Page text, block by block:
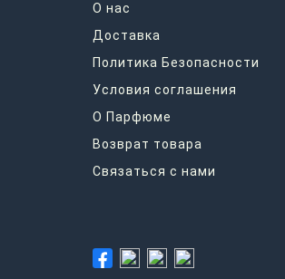
О нас
Доставка
Политика Безопасности
Условия соглашения
О Парфюме
Возврат товара
Связаться с нами